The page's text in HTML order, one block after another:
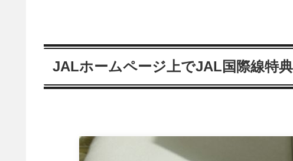
JALホームページ上でJAL国際線特